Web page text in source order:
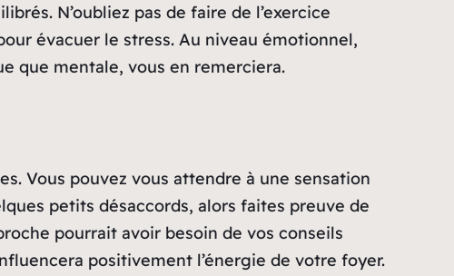
N’oubliez pas de faire de l’exercice
évacuer le stress. Au niveau émotionnel,
que mentale, vous en remerciera.
Vous pouvez vous attendre à une sensation
petits désaccords, alors faites preuve de
pourrait avoir besoin de vos conseils
positivement l’énergie de votre foyer.